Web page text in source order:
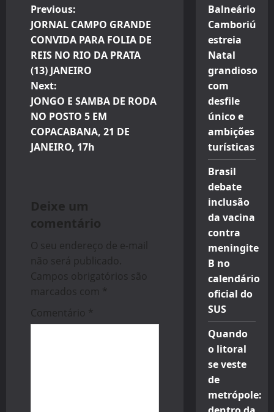
P
o
s
t
n
a
g
a
t
i
o
Previous:
JORNAL CAMPO GRANDE
CONVIDA PARA FOLIA DE
REIS NO RIO DA PRATA
(13) JANEIRO
Next:
JONGO E SAMBA DE RODA
NO POSTO 5 EM
COPACABANA, 21 DE
JANEIRO, 17h
Deixe um
comentário
O seu endereço de e-mail
não será publicado.
Campos obrigatórios são
marcados com *
Comentário *
Balneário
Camboriú
estreia
Natal
grandioso
com
desfile
único e
ambições
turísticas
Brasil
debate
inclusão
da vacina
contra
meningite
B no
calendário
oficial do
SUS
Quando
o litoral
se veste
de
metrópole: